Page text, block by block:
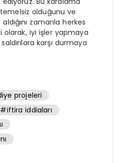
olduğunu ve
zamanla herkes
olarak, iyi işler yapmaya
karşı durmaya
projeleri
#iftira iddiaları